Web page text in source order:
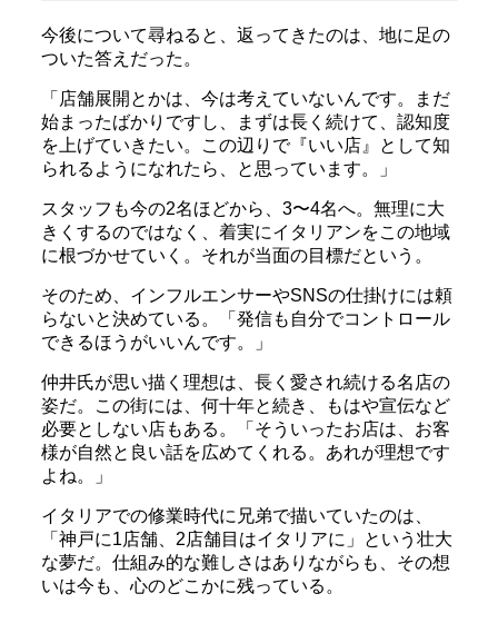
今後について尋ねると、返ってきたのは、地に足の
ついた答えだった。
「店舗展開とかは、今は考えていないんです。まだ
始まったばかりですし、まずは長く続けて、認知度
を上げていきたい。この辺りで『いい店』として知
られるようになれたら、と思っています。」
スタッフも今の2名ほどから、3〜4名へ。無理に大
きくするのではなく、着実にイタリアンをこの地域
に根づかせていく。それが当面の目標だという。
そのため、インフルエンサーやSNSの仕掛けには頼
らないと決めている。「発信も自分でコントロール
できるほうがいいんです。」
仲井氏が思い描く理想は、長く愛され続ける名店の
姿だ。この街には、何十年と続き、もはや宣伝など
必要としない店もある。「そういったお店は、お客
様が自然と良い話を広めてくれる。あれが理想です
よね。」
イタリアでの修業時代に兄弟で描いていたのは、
「神戸に1店舗、2店舗目はイタリアに」という壮大
な夢だ。仕組み的な難しさはありながらも、その想
いは今も、心のどこかに残っている。